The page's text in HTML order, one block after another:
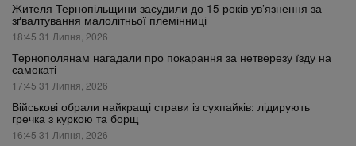
Жителя Тернопільщини засудили до 15 років ув’язнення за
зґвалтування малолітньої племінниці
18:45 31 Липня, 2026
Тернополянам нагадали про покарання за нетверезу їзду на
самокаті
17:45 31 Липня, 2026
Військові обрали найкращі страви із сухпайків: лідирують
гречка з куркою та борщ
16:45 31 Липня, 2026